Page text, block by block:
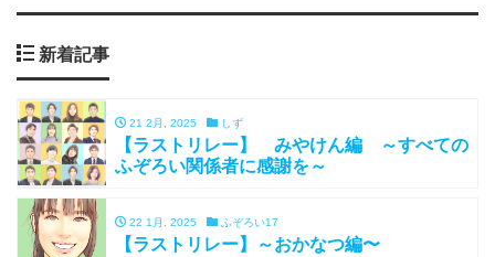
新着記事
21 2月, 2025 しず
【ラストリレー】 みやけん編 ～すべての
ふぞろい関係者に感謝を～
22 1月, 2025 ふぞろい17
【ラストリレー】～おかなつ編〜